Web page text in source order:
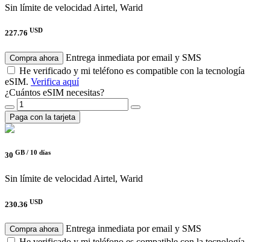
Sin límite de velocidad Airtel, Warid
227.76 USD
Compra ahora
Entrega inmediata por email y SMS
He verificado y mi teléfono es compatible con la tecnología
eSIM. Verifica aquí
¿Cuántos eSIM necesitas?
Paga con la tarjeta
30 GB / 10 días
Sin límite de velocidadAirtel, Warid
230.36 USD
Compra ahora
Entrega inmediata por email y SMS